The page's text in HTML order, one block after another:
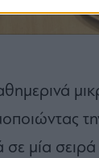
σε μία